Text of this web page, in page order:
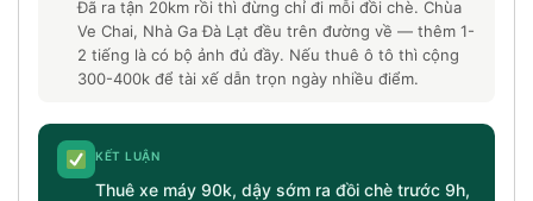
Đã ra tận 20km rồi thì đừng chỉ đi mỗi đồi chè. Chùa
Ve Chai, Nhà Ga Đà Lạt đều trên đường về — thêm 1-
2 tiếng là có bộ ảnh đủ đầy. Nếu thuê ô tô thì cộng
300-400k để tài xế dẫn trọn ngày nhiều điểm.
KẾT LUẬN
Thuê xe máy 90k, dậy sớm ra đồi chè trước 9h,